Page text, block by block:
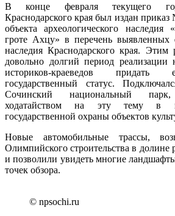
В конце февраля текущего
Краснодарского края был издан
объекта археологического
гроте Ахцу» в перечень выявленных
наследия Краснодарского края. Этим
довольно долгий период реализации
историков-краеведов
государственный статус.
Сочинский национальный
ходатайством на эту тему в
государственной охраны объектов
Новые автомобильные трассы,
Олимпийского строительства в
и позволили увидеть многие
точек обзора.
© npsochi.ru